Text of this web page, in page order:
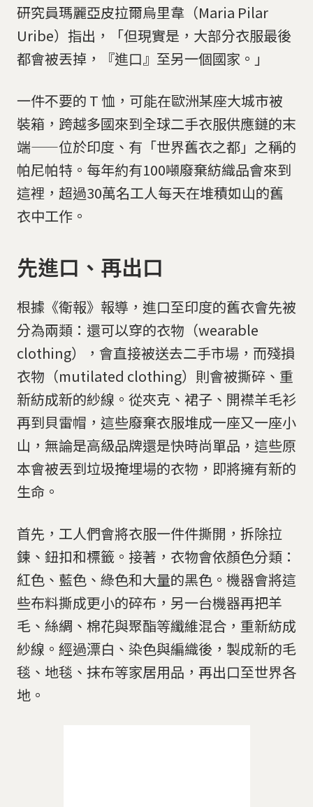
研究員瑪麗亞皮拉爾烏里韋（Maria Pilar
Uribe）指出，「但現實是，大部分衣服最後
都會被丟掉，『進口』至另一個國家。」
一件不要的 T 恤，可能在歐洲某座大城市被
裝箱，跨越多國來到全球二手衣服供應鏈的末
端——位於印度、有「世界舊衣之都」之稱的
帕尼帕特。每年約有100噸廢棄紡織品會來到
這裡，超過30萬名工人每天在堆積如山的舊
衣中工作。
先進口、再出口
根據《衛報》報導，進口至印度的舊衣會先被
分為兩類：還可以穿的衣物（wearable
clothing），會直接被送去二手市場，而殘損
衣物（mutilated clothing）則會被撕碎、重
新紡成新的紗線。從夾克、裙子、開襟羊毛衫
再到貝雷帽，這些廢棄衣服堆成一座又一座小
山，無論是高級品牌還是快時尚單品，這些原
本會被丟到垃圾掩埋場的衣物，即將擁有新的
生命。
首先，工人們會將衣服一件件撕開，拆除拉
鍊、鈕扣和標籤。接著，衣物會依顏色分類：
紅色、藍色、綠色和大量的黑色。機器會將這
些布料撕成更小的碎布，另一台機器再把羊
毛、絲綢、棉花與聚酯等纖維混合，重新紡成
紗線。經過漂白、染色與編織後，製成新的毛
毯、地毯、抹布等家居用品，再出口至世界各
地。